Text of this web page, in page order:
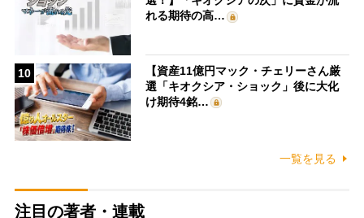
れる期待の高…
10
【資産11億円マック・チェリーさん厳
選「キオクシア・ショック」後に大化
け期待4銘…
一覧を見る
注目の著者・連載